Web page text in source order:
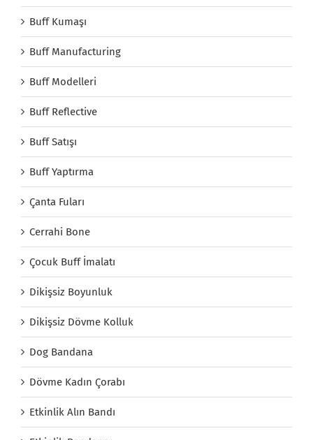
Buff Kumaşı
Buff Manufacturing
Buff Modelleri
Buff Reflective
Buff Satışı
Buff Yaptırma
Çanta Fuları
Cerrahi Bone
Çocuk Buff İmalatı
Dikişsiz Boyunluk
Dikişsiz Dövme Kolluk
Dog Bandana
Dövme Kadın Çorabı
Etkinlik Alın Bandı